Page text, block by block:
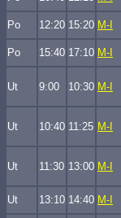
Po 12:20 15:20 M-I
Po 15:40 17:10 M-I
Ut 9:00 10:30 M-I
Ut 10:40 11:25 M-I
Ut 11:30 13:00 M-I
Ut 13:10 14:40 M-I